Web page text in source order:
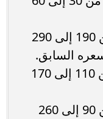
تراوح سعر كيلو بربون ممتاز من 190 إلى 290
تراوح سعر كيلو بربون وسط من 110 إلى 170
تراوح سعر كيلو سمك دنيس من 90 إلى 260